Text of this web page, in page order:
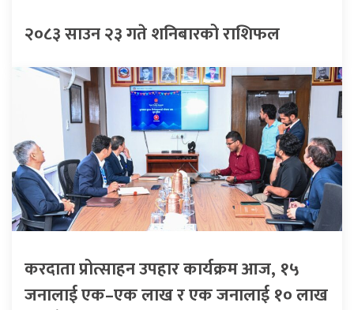
२०८३ साउन २३ गते शनिबारको राशिफल
करदाता प्रोत्साहन उपहार कार्यक्रम आज, १५
जनालाई एक–एक लाख र एक जनालाई १० लाख